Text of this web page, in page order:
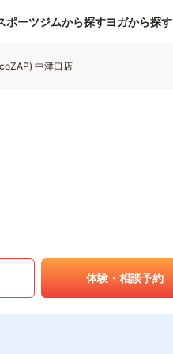
ポーツジムから探すヨガから探す
中津口店
体験・相談予約